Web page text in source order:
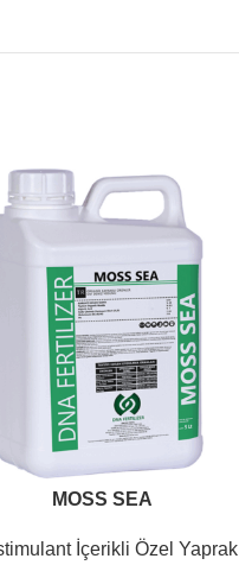
MOSS SEA
İçerikli Özel Yaprak